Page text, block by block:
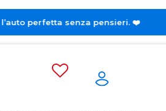
senza pensieri. ❤️
Auto aziendali Mercedes